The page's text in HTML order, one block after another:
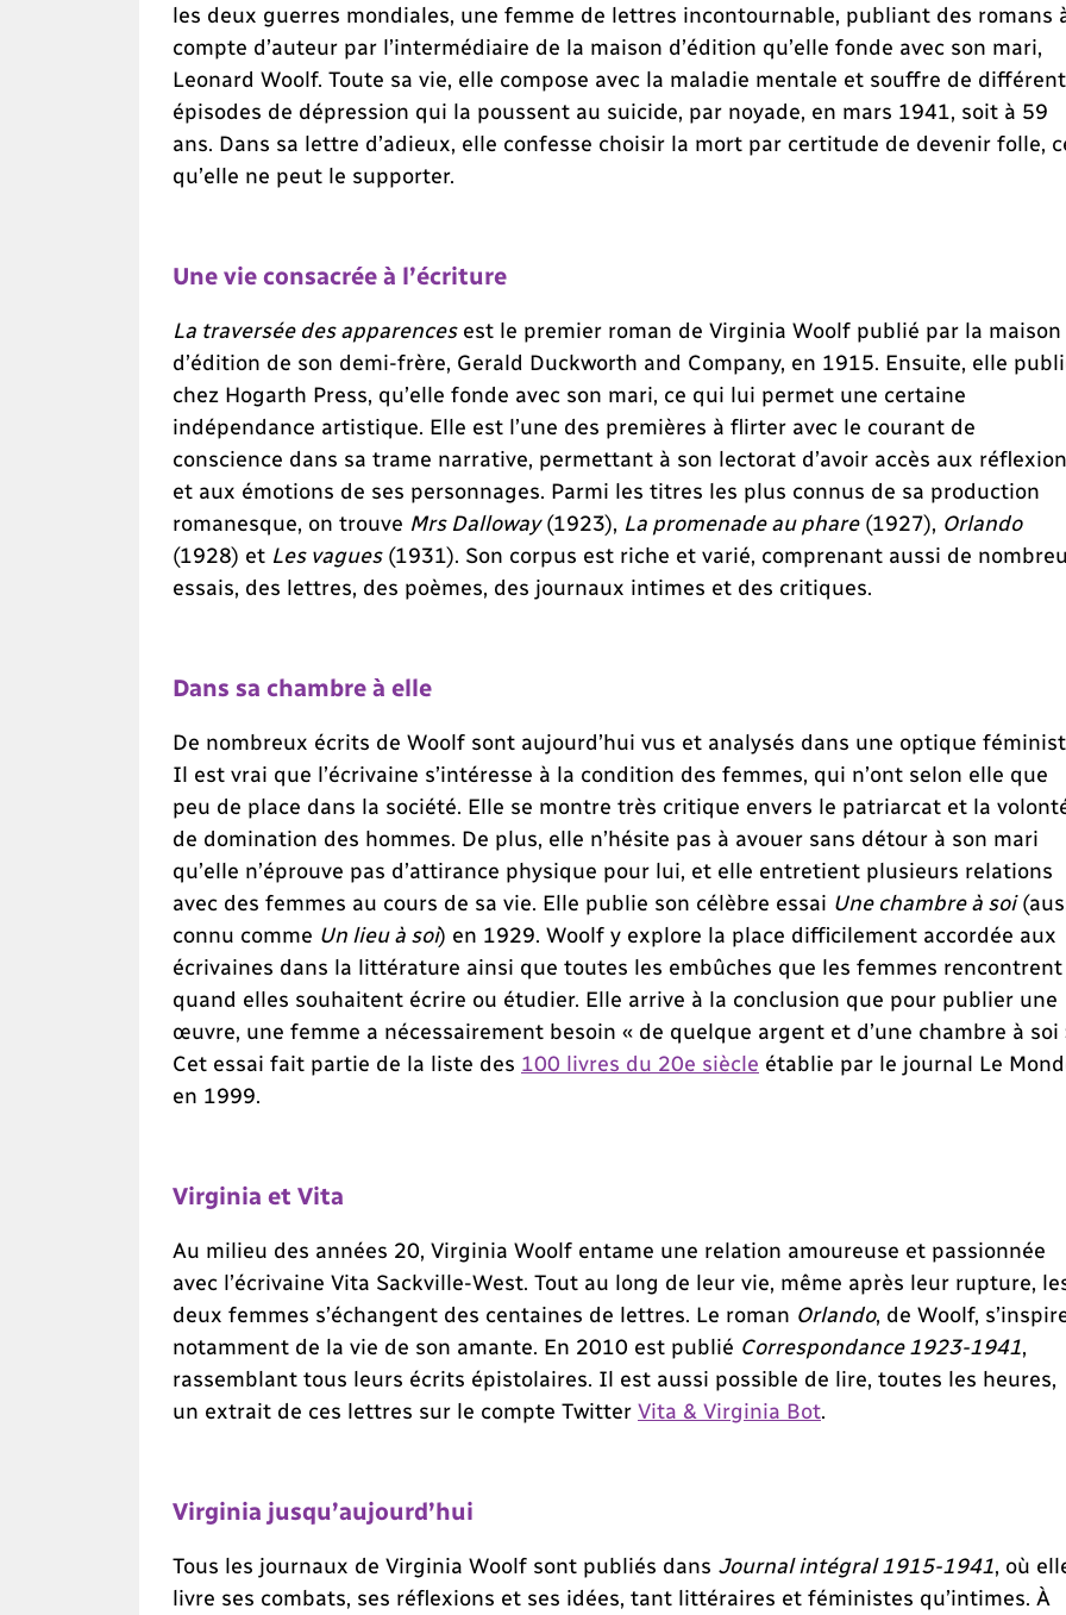
les deux guerres mondiales, une femme de lettres incontournable, publiant des romans
compte d’auteur par l’intermédiaire de la maison d’édition qu’elle fonde avec son mari,
Leonard Woolf. Toute sa vie, elle compose avec la maladie mentale et souffre de
épisodes de dépression qui la poussent au suicide, par noyade, en mars 1941, soit à 59
ans. Dans sa lettre d’adieux, elle confesse choisir la mort par certitude de devenir folle,
qu’elle ne peut le supporter.
Une vie consacrée à l’écriture
La traversée des apparencesest le premier roman de Virginia Woolf publié par la maison
d’édition de son demi-frère, Gerald Duckworth and Company, en 1915. Ensuite, elle
chez Hogarth Press, qu’elle fonde avec son mari, ce qui lui permet une certaine
indépendance artistique. Elle est l’une des premières à flirter avec le courant de
conscience dans sa trame narrative, permettant à son lectorat d’avoir accès aux
et aux émotions de ses personnages. Parmi les titres les plus connus de sa production
romanesque, on trouve Mrs Dalloway(1923), La promenade au phare(1927), Orlando
(1928) et Les vagues(1931). Son corpus est riche et varié, comprenant aussi de
essais, des lettres, des poèmes, des journaux intimes et des critiques.
Dans sa chambre à elle
De nombreux écrits de Woolf sont aujourd’hui vus et analysés dans une optique
Il est vrai que l’écrivaine s’intéresse à la condition des femmes, qui n’ont selon elle que
peu de place dans la société. Elle se montre très critique envers le patriarcat et la
de domination des hommes. De plus, elle n’hésite pas à avouer sans détour à son mari
qu’elle n’éprouve pas d’attirance physique pour lui, et elle entretient plusieurs relations
avec des femmes au cours de sa vie. Elle publie son célèbre essai Une chambre à soi
connu comme Un lieu à soi) en 1929. Woolf y explore la place difficilement accordée aux
écrivaines dans la littérature ainsi que toutes les embûches que les femmes rencontrent
quand elles souhaitent écrire ou étudier. Elle arrive à la conclusion que pour publier une
œuvre, une femme a nécessairement besoin « de quelque argent et d’une chambre à soi
Cet essai fait partie de la liste des 100 livres du 20e siècle établie par le journal Le
en 1999.
Virginia et Vita
Au milieu des années 20, Virginia Woolf entame une relation amoureuse et passionnée
avec l’écrivaine Vita Sackville-West. Tout au long de leur vie, même après leur rupture,
deux femmes s’échangent des centaines de lettres. Le roman Orlando, de Woolf,
notamment de la vie de son amante. En 2010 est publié Correspondance 1923-1941
rassemblant tous leurs écrits épistolaires. Il est aussi possible de lire, toutes les heures,
un extrait de ces lettres sur le compte Twitter Vita & Virginia Bot
Virginia jusqu’aujourd’hui
Tous les journaux de Virginia Woolf sont publiés dans Journal intégral 1915-1941 , où
livre ses combats, ses réflexions et ses idées, tant littéraires et féministes qu’intimes. À